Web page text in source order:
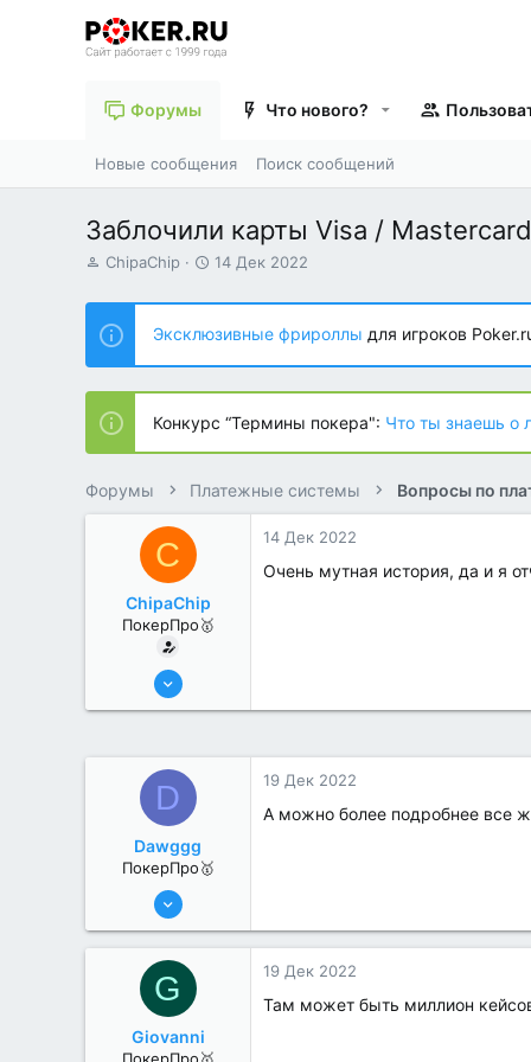
Форумы Что нового?
Новые сообщения Поиск сообщений
Заблочили карты Visa /
А
т
о
р
т
е
м
ы
ChipaChip
Д
т
н
а
ч
л
а
14 Дек 2022
Эксклюзивные фрироллы для игроков
Конкурс “Термины покера": Что ты знаешь о
Форумы Платежные системы Вопросы по
C
ChipaChip
ПокерПро🥇
8 Июн 2022
14 Дек 2022
Очень мутная история, да и я
D
Dawggg
ПокерПро🥇
25 Июл 2022
1
19 Дек 2022
А можно более подробнее все
G
Giovanni
19 Дек 2022
Там может быть миллион